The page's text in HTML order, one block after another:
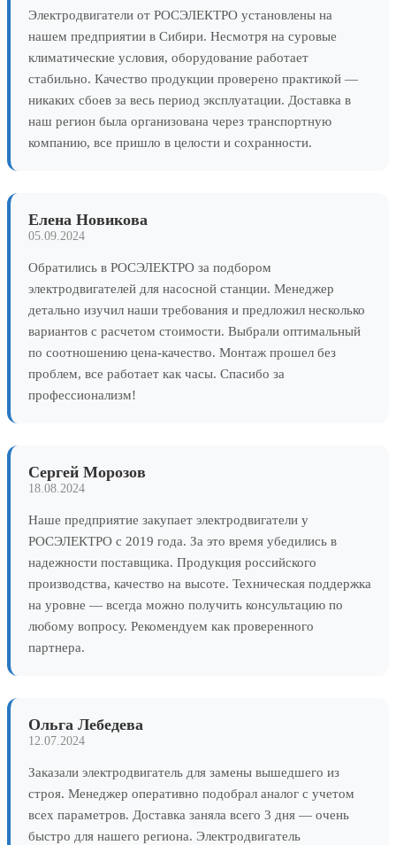
Электродвигатели от РОСЭЛЕКТРО установлены на
нашем предприятии в Сибири. Несмотря на суровые
климатические условия, оборудование работает
стабильно. Качество продукции проверено практикой —
никаких сбоев за весь период эксплуатации. Доставка в
наш регион была организована через транспортную
компанию, все пришло в целости и сохранности.
Елена Новикова
05.09.2024
Обратились в РОСЭЛЕКТРО за подбором
электродвигателей для насосной станции. Менеджер
детально изучил наши требования и предложил несколько
вариантов с расчетом стоимости. Выбрали оптимальный
по соотношению цена-качество. Монтаж прошел без
проблем, все работает как часы. Спасибо за
профессионализм!
Сергей Морозов
18.08.2024
Наше предприятие закупает электродвигатели у
РОСЭЛЕКТРО с 2019 года. За это время убедились в
надежности поставщика. Продукция российского
производства, качество на высоте. Техническая поддержка
на уровне — всегда можно получить консультацию по
любому вопросу. Рекомендуем как проверенного
партнера.
Ольга Лебедева
12.07.2024
Заказали электродвигатель для замены вышедшего из
строя. Менеджер оперативно подобрал аналог с учетом
всех параметров. Доставка заняла всего 3 дня — очень
быстро для нашего региона. Электродвигатель